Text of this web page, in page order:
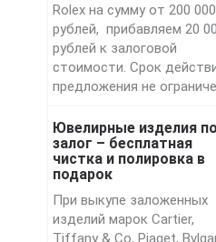
Rolex на сумму от 200 000
рублей, прибавляем 20
рублей к залоговой
стоимости. Срок
предложения не
Ювелирные изделия
залог – бесплатная
чистка и полировка в
подарок
При выкупе заложенных
изделий марок Cartier,
Tiffany & Co, Piaget,